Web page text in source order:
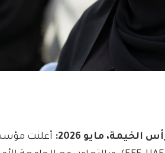
الخيمة، مايو
أعلنت